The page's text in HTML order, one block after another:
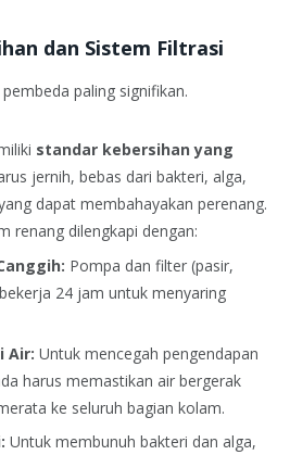
dan Sistem Filtrasi
paling signifikan.
standar kebersihan yang
jernih, bebas dari bakteri, alga,
dapat membahayakan perenang.
renang dilengkapi dengan:
Pompa dan filter (pasir,
24 jam untuk menyaring
Air: Untuk mencegah pengendapan
harus memastikan air bergerak
ke seluruh bagian kolam.
Untuk membunuh bakteri dan alga,